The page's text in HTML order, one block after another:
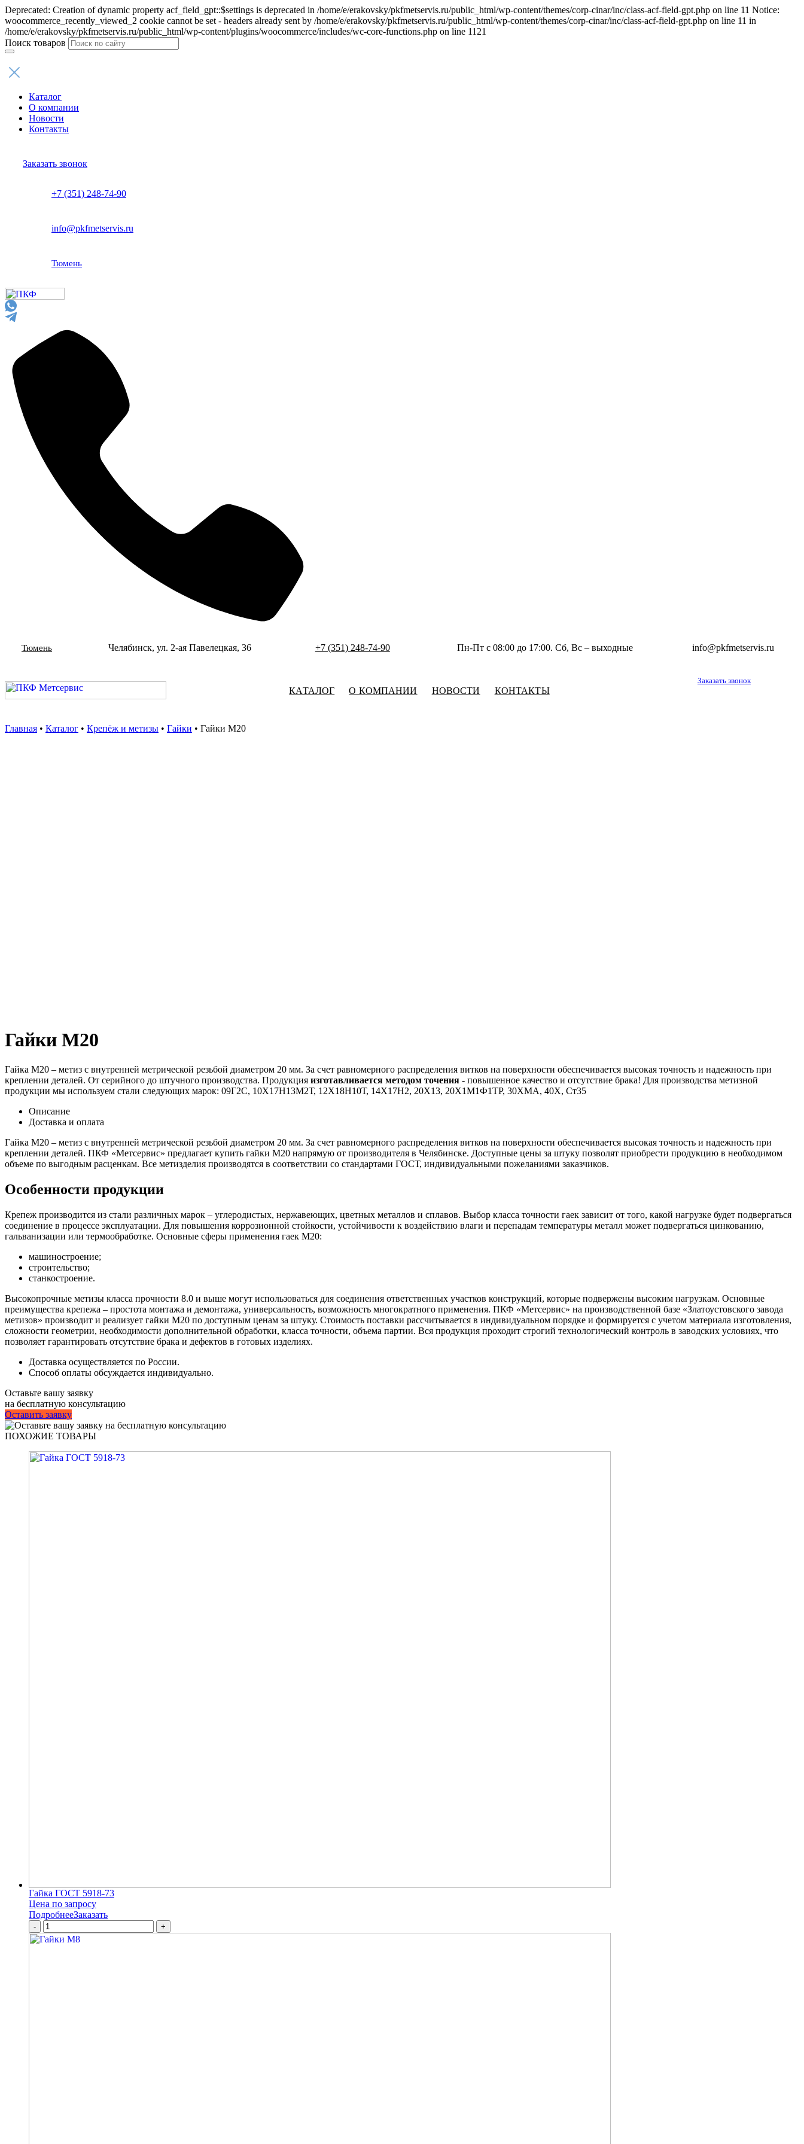
Deprecated: Creation of dynamic property acf_field_gpt::$settings is deprecated in /home/e/erakovsky/pkfmetservis.ru/public_html/wp-content/themes/corp-cinar/inc/class-acf-field-gpt.php on line 11 Notice:
woocommerce_recently_viewed_2 cookie cannot be set - headers already sent by /home/e/erakovsky/pkfmetservis.ru/public_html/wp-content/themes/corp-cinar/inc/class-acf-field-gpt.php on line 11 in
/home/e/erakovsky/pkfmetservis.ru/public_html/wp-content/plugins/woocommerce/includes/wc-core-functions.php on line 1121
Поиск товаров
Каталог
О компании
Новости
Контакты
Заказать звонок
+7 (351) 248-74-90
info@pkfmetservis.ru
Тюмень
Тюмень Челябинск, ул. 2-ая Павелецкая, 36 +7 (351) 248-74-90 Пн-Пт с 08:00 до 17:00. Сб, Вс – выходные info@pkfmetservis.ru
КАТАЛОГ О КОМПАНИИ НОВОСТИ КОНТАКТЫ
Заказать звонок
Главная • Каталог • Крепёж и метизы • Гайки • Гайки М20
Гайки М20
Гайка М20 – метиз с внутренней метрической резьбой диаметром 20 мм. За счет равномерного распределения витков на поверхности обеспечивается высокая точность и надежность при
креплении деталей. От серийного до штучного производства. Продукция изготавливается методом точения - повышенное качество и отсутствие брака! Для производства метизной
продукции мы используем стали следующих марок: 09Г2С, 10Х17Н13М2Т, 12Х18Н10Т, 14Х17Н2, 20Х13, 20Х1М1Ф1ТР, 30ХМА, 40Х, Ст35
Описание
Доставка и оплата
Гайка М20 – метиз с внутренней метрической резьбой диаметром 20 мм. За счет равномерного распределения витков на поверхности обеспечивается высокая точность и надежность при
креплении деталей. ПКФ «Метсервис» предлагает купить гайки М20 напрямую от производителя в Челябинске. Доступные цены за штуку позволят приобрести продукцию в необходимом
объеме по выгодным расценкам. Все метизделия производятся в соответствии со стандартами ГОСТ, индивидуальными пожеланиями заказчиков.
Особенности продукции
Крепеж производится из стали различных марок – углеродистых, нержавеющих, цветных металлов и сплавов. Выбор класса точности гаек зависит от того, какой нагрузке будет подвергаться
соединение в процессе эксплуатации. Для повышения коррозионной стойкости, устойчивости к воздействию влаги и перепадам температуры металл может подвергаться цинкованию,
гальванизации или термообработке. Основные сферы применения гаек М20:
машиностроение;
строительство;
станкостроение.
Высокопрочные метизы класса прочности 8.0 и выше могут использоваться для соединения ответственных участков конструкций, которые подвержены высоким нагрузкам. Основные
преимущества крепежа – простота монтажа и демонтажа, универсальность, возможность многократного применения. ПКФ «Метсервис» на производственной базе «Златоустовского завода
метизов» производит и реализует гайки М20 по доступным ценам за штуку. Стоимость поставки рассчитывается в индивидуальном порядке и формируется с учетом материала изготовления,
сложности геометрии, необходимости дополнительной обработки, класса точности, объема партии. Вся продукция проходит строгий технологический контроль в заводских условиях, что
позволяет гарантировать отсутствие брака и дефектов в готовых изделиях.
Доставка осуществляется по России.
Способ оплаты обсуждается индивидуально.
Оставьте вашу заявку
на бесплатную консультацию
Оставить заявку
ПОХОЖИЕ ТОВАРЫ
Гайка ГОСТ 5918-73
Цена по запросу
ПодробнееЗаказать
- +